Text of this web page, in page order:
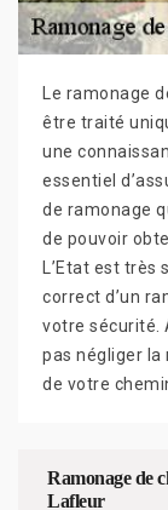
Le ramonage
être traité
une
essentiel
de ramonage
de pouvoir
L’Etat est
correct d’un
votre sécurité.
pas négliger la
de votre
Ramonage de
Lafleur